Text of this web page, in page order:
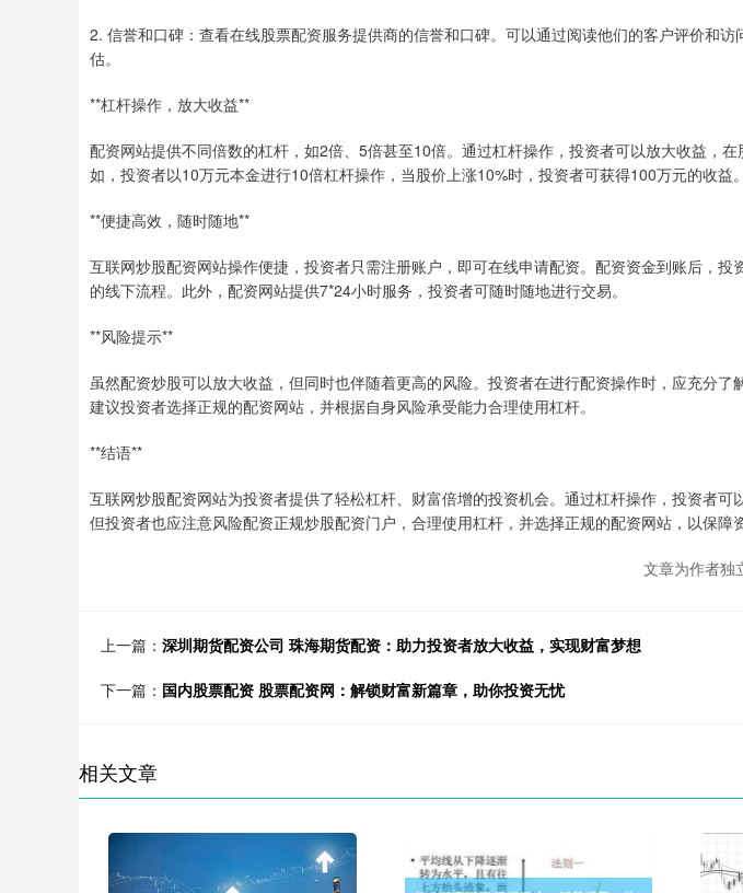
2. 信誉和口碑：查看在线股票配资服务提供商的信誉和口碑。可以通过阅读他们的客户评价和
估。
**杠杆操作，放大收益**
配资网站提供不同倍数的杠杆，如2倍、5倍甚至10倍。通过杠杆操作，投资者可以放大收益，
如，投资者以10万元本金进行10倍杠杆操作，当股价上涨10%时，投资者可获得100万元的收益。
**便捷高效，随时随地**
互联网炒股配资网站操作便捷，投资者只需注册账户，即可在线申请配资。配资资金到账后，投
的线下流程。此外，配资网站提供7*24小时服务，投资者可随时随地进行交易。
**风险提示**
虽然配资炒股可以放大收益，但同时也伴随着更高的风险。投资者在进行配资操作时，应充分了
建议投资者选择正规的配资网站，并根据自身风险承受能力合理使用杠杆。
**结语**
互联网炒股配资网站为投资者提供了轻松杠杆、财富倍增的投资机会。通过杠杆操作，投资者可
但投资者也应注意风险配资正规炒股配资门户，合理使用杠杆，并选择正规的配资网站，以保障
文章为作者独
上一篇： 深圳期货配资公司 珠海期货配资：助力投资者放大收益，实现财富梦想
下一篇： 国内股票配资 股票配资网：解锁财富新篇章，助你投资无忧
相关文章